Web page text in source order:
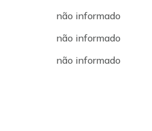
não informado
não informado
não informado